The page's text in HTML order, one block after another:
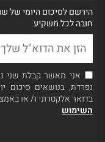
הירשם לסיכום היומי של
חובה לכל משקיע
אני מאשר קבלת שני
נפרדת, בנושאים סיכום
בדואר אלקטרוני ו/ או
השימוש